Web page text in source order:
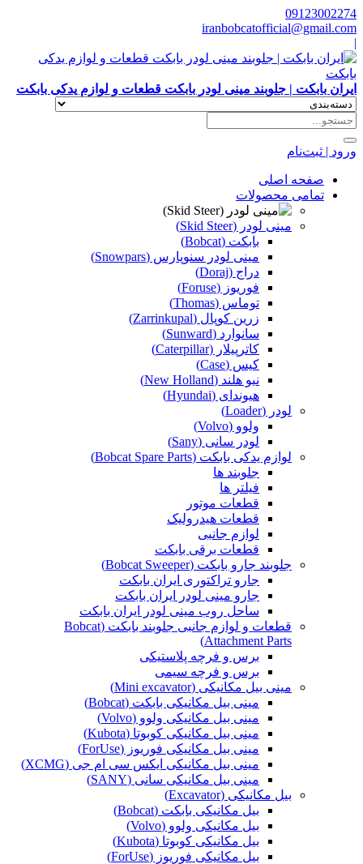
09123002274
iranbobcatofficial@gmail.com
|
ایران بابکت | جلوبند مینی لودر بابکت قطعات و لوازم یدکی بابکت
ورود | ثبت‌نام
صفحه اصلی
تمامی محصولات
مینی لودر (Skid Steer)
بابکت (Bobcat)
مینی لودر سنوپارس (Snowpars)
دراج (Doraj)
فوریوز (Foruse)
توماس (Thomas)
زرین کوپال (Zarrinkupal)
سانوارد (Sunward)
کاترپیلار (Caterpillar)
کیس (Case)
نیو هلند (New Holland)
هیوندای (Hyundai)
لودر (Loader)
ولوو (Volvo)
لودر سانی (Sany)
لوازم یدکی بابکت (Bobcat Spare Parts)
جلوبند ها
فیلتر ها
قطعات موتور
قطعات هیدرولیک
لوازم جانبی
قطعات برقی بابکت
جلوبند جارو بابکت (Bobcat Sweeper)
جارو تراکتوری ایران بابکت
جارو مینی لودر ایران بابکت
ساحل روب مینی لودر ایران بابکت
قطعات و لوازم جانبی جلوبند بابکت (Bobcat
Attachment Parts)
برس و فرچه پلاستیکی
برس و فرچه سیمی
مینی بیل مکانیکی (Mini excavator)
مینی بیل مکانیکی بابکت (Bobcat)
مینی بیل مکانیکی ولوو (Volvo)
مینی بیل مکانیکی کوبوتا (Kubota)
مینی بیل مکانیکی فوریوز (ForUse)
مینی بیل مکانیکی ایکس سی ام جی (XCMG)
مینی بیل مکانیکی سانی (SANY)
بیل مکانیکی (Excavator)
بیل مکانیکی بابکت (Bobcat)
بیل مکانیکی ولوو (Volvo)
بیل مکانیکی کوبوتا (Kubota)
بیل مکانیکی فوریوز (ForUse)